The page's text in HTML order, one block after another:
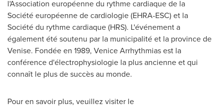
l'Association européenne du rythme cardiaque de la
Société européenne de cardiologie (EHRA-ESC) et la
Société du rythme cardiaque (HRS). L'événement a
également été soutenu par la municipalité et la province de
Venise. Fondée en 1989, Venice Arrhythmias est la
conférence d'électrophysiologie la plus ancienne et qui
connaît le plus de succès au monde.
Pour en savoir plus, veuillez visiter le